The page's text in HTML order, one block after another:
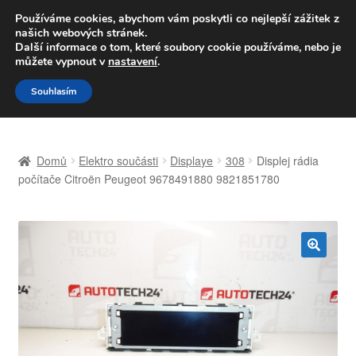
DOPRAVA od 139,-Kč
Volejte po-pá 9-16 704 494 494
Přeskočit
na
navigaci
Přejít
k
obsahu
Celosvětová doprava
Košík
Domů Elektro součásti Displaye 308
Displej rádia
počítače Citroën Peugeot 9678491880 9821851780
Používáme cookies, abychom vám poskytli co nejlepší zážitek z
našich webových stránek.
Další informace o tom, které soubory cookie používáme, nebo je
můžete vypnout v nastavení.
Souhlasím